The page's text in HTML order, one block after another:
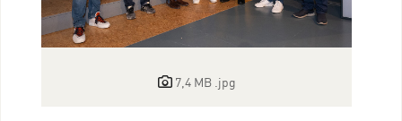
7,4 MB .jpg